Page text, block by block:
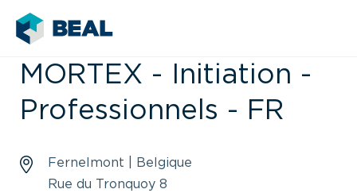
MORTEX - Initiation -
Professionnels - FR
Fernelmont | Belgique
Rue du Tronquoy 8